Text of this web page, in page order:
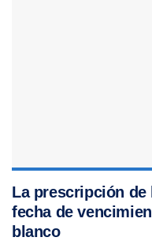
La prescripción de
fecha de
blanco